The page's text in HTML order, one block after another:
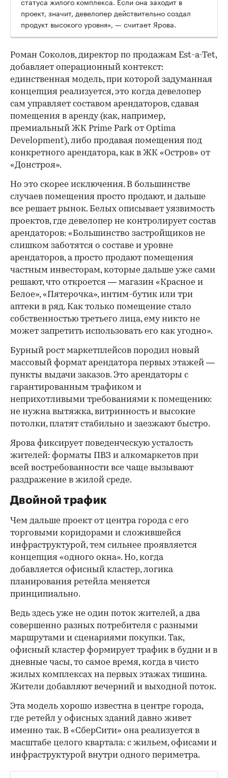
проект, значит, девелопер действительно создал
продукт высокого уровня», — считает Ярова.
Роман Соколов, директор по продажам Est-a-Tet,
добавляет операционный контекст:
единственная модель, при которой задуманная
концепция реализуется, это когда девелопер
сам управляет составом арендаторов, сдавая
помещения в аренду (как, например,
премиальный ЖК Prime Park от Optima
Development), либо продавая помещения под
конкретного арендатора, как в ЖК «Остров» от
«Донстроя».
Но это скорее исключения. В большинстве
случаев помещения просто продают, и дальше
все решает рынок. Белых описывает уязвимость
проектов, где девелопер не контролирует состав
арендаторов: «Большинство застройщиков не
слишком заботятся о составе и уровне
арендаторов, а просто продают помещения
частным инвесторам, которые дальше уже сами
решают, что откроется — магазин «Красное и
Белое», «Пятерочка», интим-бутик или три
аптеки в ряд. Как только помещение стало
собственностью третьего лица, ему никто не
может запретить использовать его как угодно».
Бурный рост маркетплейсов породил новый
массовый формат арендатора первых этажей —
пункты выдачи заказов. Это арендаторы с
гарантированным трафиком и
неприхотливыми требованиями к помещению:
не нужна вытяжка, витринность и высокие
потолки, платят стабильно и заезжают быстро.
Ярова фиксирует поведенческую усталость
жителей: форматы ПВЗ и алкомаркетов при
всей востребованности все чаще вызывают
раздражение в жилой среде.
Двойной трафик
Чем дальше проект от центра города с его
торговыми коридорами и сложившейся
инфраструктурой, тем сильнее проявляется
концепция «одного окна». Но, когда
добавляется офисный кластер, логика
планирования ретейла меняется
принципиально.
Ведь здесь уже не один поток жителей, а два
совершенно разных потребителя с разными
маршрутами и сценариями покупки. Так,
офисный кластер формирует трафик в будни и в
дневные часы, то самое время, когда в чисто
жилых комплексах на первых этажах тишина.
Жители добавляют вечерний и выходной поток.
Эта модель хорошо известна в центре города,
где ретейл у офисных зданий давно живет
именно так. В «СберСити» она реализуется в
масштабе целого квартала: с жильем, офисами и
инфраструктурой внутри одного периметра.